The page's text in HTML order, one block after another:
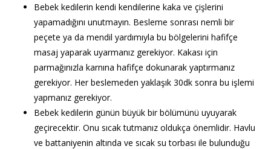
Bebek kedilerin kendi kendilerine kaka ve çişlerini
yapamadığını unutmayın. Besleme sonrası nemli bir
peçete ya da mendil yardımıyla bu bölgelerini hafifçe
masaj yaparak uyarmanız gerekiyor. Kakası için
parmağınızla karnına hafifçe dokunarak yaptırmanız
gerekiyor. Her beslemeden yaklaşık 30dk sonra bu işlemi
yapmanız gerekiyor.
Bebek kedilerin günün büyük bir bölümünü uyuyarak
geçirecektir. Onu sıcak tutmanız oldukça önemlidir. Havlu
ve battaniyenin altında ve sıcak su torbası ile bulunduğu